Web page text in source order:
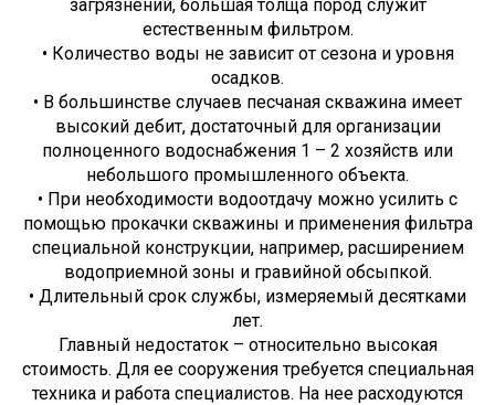
загрязнений, большая толща пород служит
естественным фильтром.
• Количество воды не зависит от сезона и уровня
осадков.
• В большинстве случаев песчаная скважина имеет
высокий дебит, достаточный для организации
полноценного водоснабжения 1 – 2 хозяйств или
небольшого промышленного объекта.
• При необходимости водоотдачу можно усилить с
помощью прокачки скважины и применения фильтра
специальной конструкции, например, расширением
водоприемной зоны и гравийной обсыпкой.
• Длительный срок службы, измеряемый десятками
лет.
Главный недостаток – относительно высокая
стоимость. Для ее сооружения требуется специальная
техника и работа специалистов. На нее расходуются